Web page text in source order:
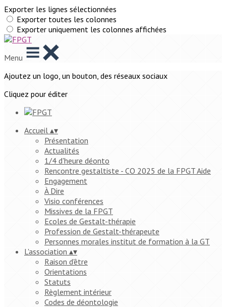
Exporter les lignes sélectionnées
Exporter toutes les colonnes
Exporter uniquement les colonnes affichées
Menu
Ajoutez un logo, un bouton, des réseaux sociaux
Cliquez pour éditer
Accueil ▴▾
Présentation
Actualités
1/4 d'heure déonto
Rencontre gestaltiste - CO 2025 de la FPGT Aide
Engagement
À Dire
Visio conférences
Missives de la FPGT
Ecoles de Gestalt-thérapie
Profession de Gestalt-thérapeute
Personnes morales institut de formation à la GT
L'association ▴▾
Raison d'être
Orientations
Statuts
Règlement intérieur
Codes de déontologie